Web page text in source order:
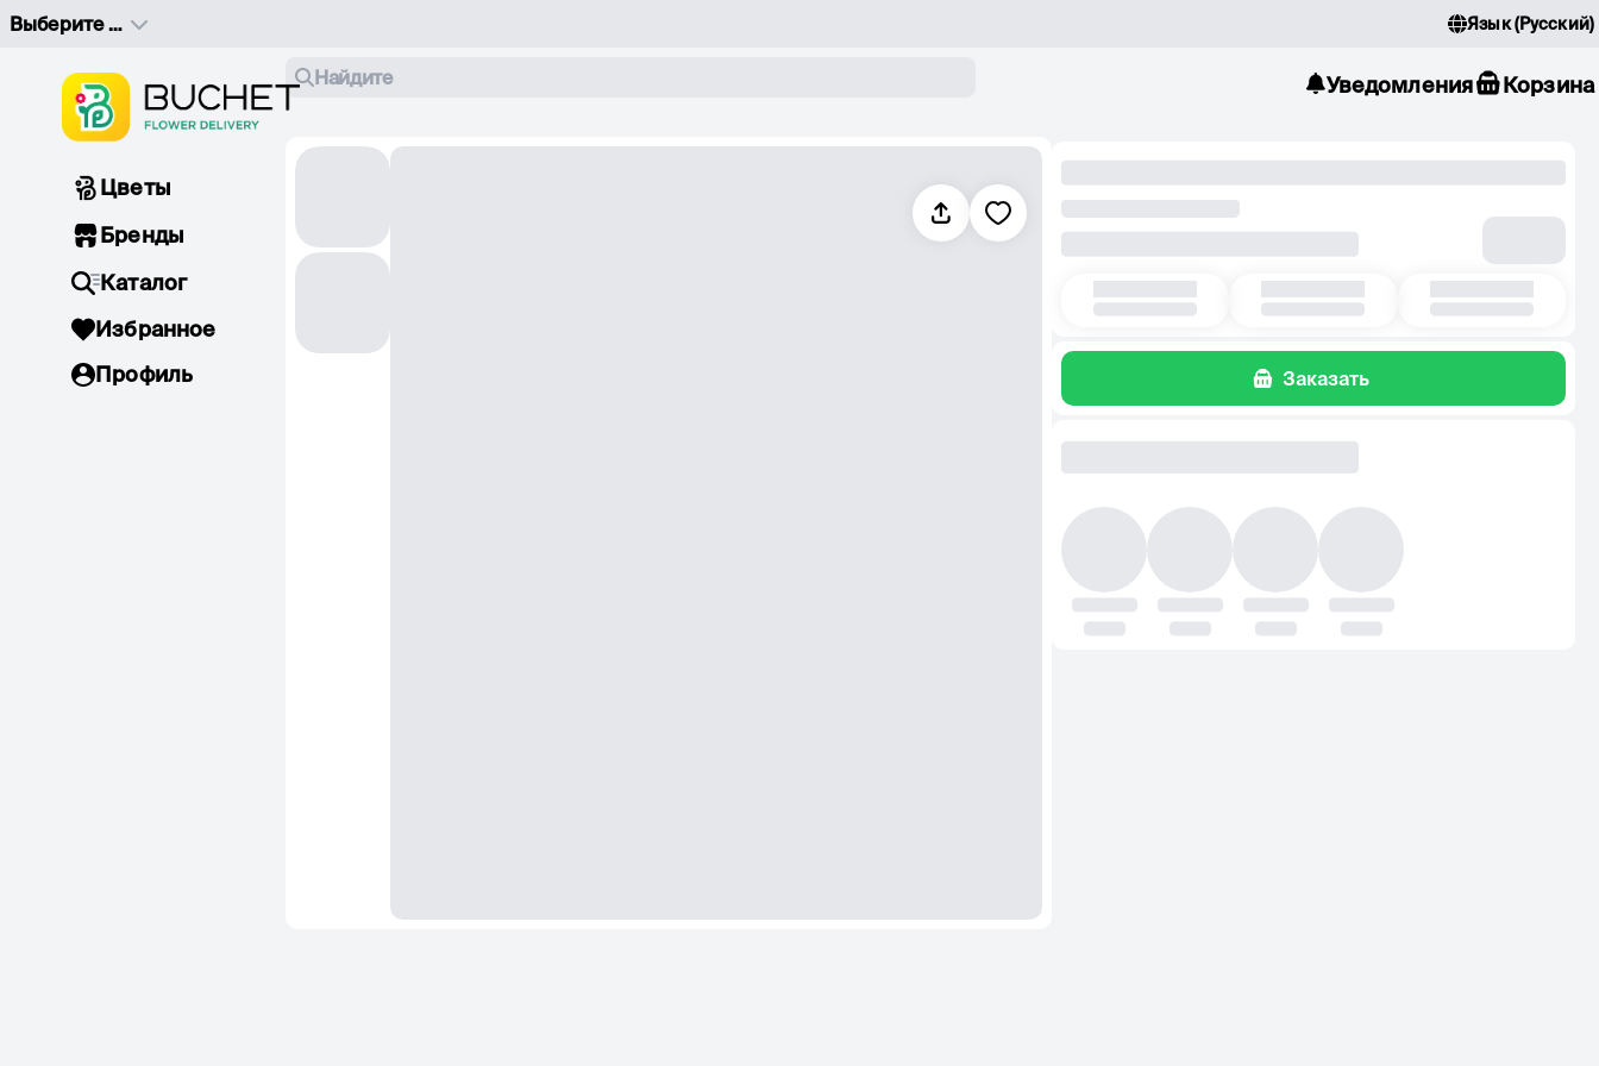
Выберите адрес доставки Язык(Русский)
Найдите Уведомления Корзина
Цветы
Бренды
Каталог
Избранное
Профиль
Заказать